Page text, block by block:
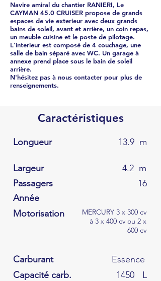
Navire amiral du chantier RANIERI, Le
CAYMAN 45.0 CRUISER propose de grands
espaces de vie exterieur avec deux grands
bains de soleil, avant et arrière, un coin repas,
un meuble cuisine et le poste de pilotage.
L'interieur est composé de 4 couchage, une
salle de bain séparé avec WC. Un garage à
annexe prend place sous le bain de soleil
arrière.
N'hésitez pas à nous contacter pour plus de
renseignements.
Caractéristiques
Longueur 13.9 m
Largeur 4.2 m
Passagers
16
Année
Motorisation
MERCURY 3 x 300 cv
à 3 x 400 cv ou 2 x
600 cv
Carburant
Essence
Capacité carb.
1450
L